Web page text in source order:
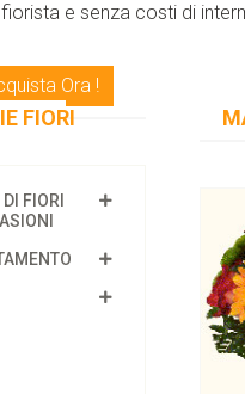
e senza costi di
Ora !
FIORI
FIORI